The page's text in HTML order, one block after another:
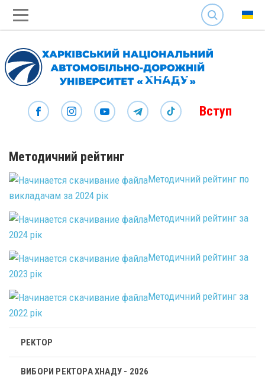
SEARCH
Вступ
Методичний рейтинг
Методичний рейтинг по
викладачам за 2024 рік
Методичний рейтинг за
2024 рік
Методичний рейтинг за
2023 рік
Методичний рейтинг за
2022 рік
РЕКТОР
ВИБОРИ РЕКТОРА ХНАДУ - 2026